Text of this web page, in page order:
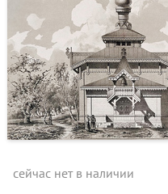
сейчас нет в наличии